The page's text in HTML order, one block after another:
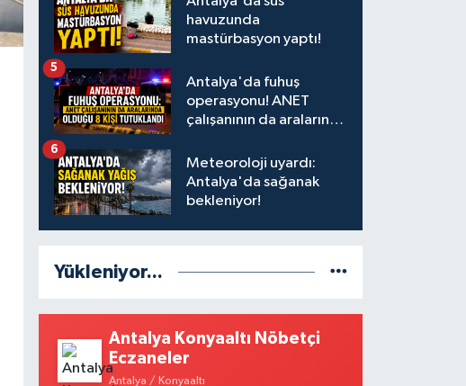
havuzunda
mastürbasyon yaptı!
Antalya'da fuhuş
operasyonu! ANET
çalışanının da aralarında
5
Meteoroloji uyardı:
Antalya'da sağanak
bekleniyor!
6
Yükleniyor...
Antalya Konyaaltı Nöbetçi
Eczaneler
Antalya / Konyaaltı